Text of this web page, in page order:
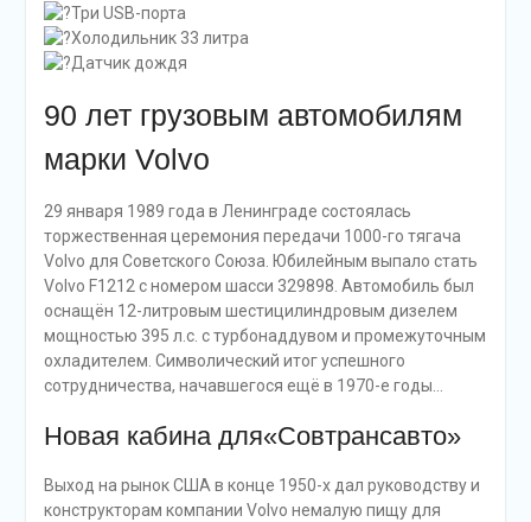
Три USB-порта
Холодильник 33 литра
Датчик дождя
90 лет грузовым автомобилям
марки Volvo
29 января 1989 года в Ленинграде состоялась
торжественная церемония передачи 1000-го тягача
Volvo для Советского Союза. Юбилейным выпало стать
Volvo F1212 с номером шасси 329898. Автомобиль был
оснащён 12-литровым шестицилиндровым дизелем
мощностью 395 л.с. с турбонаддувом и промежуточным
охладителем. Символический итог успешного
сотрудничества, начавшегося ещё в 1970-е годы…
Новая кабина для«Совтрансавто»
Выход на рынок США в конце 1950-х дал руководству и
конструкторам компании Volvo немалую пищу для